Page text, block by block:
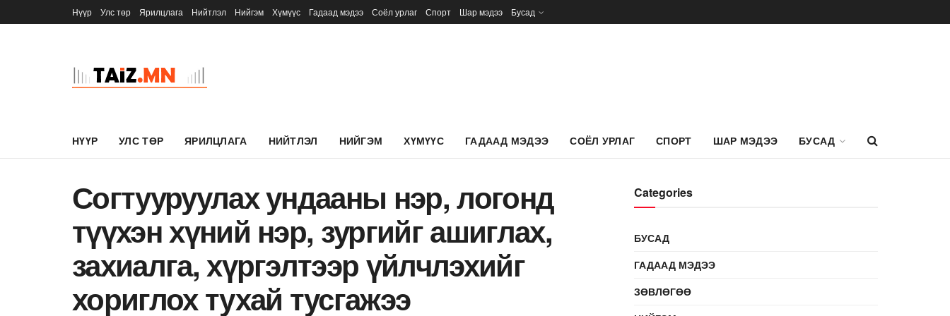
Нүүр Улс төр Ярилцлага Нийтлэл Нийгэм Хүмүүс Гадаад мэдээ Соёл урлаг Спорт Шар мэдээ Бусад
НҮҮР УЛС ТӨР ЯРИЛЦЛАГА НИЙТЛЭЛ НИЙГЭМ ХҮМҮҮС ГАДААД МЭДЭЭ СОЁЛ УРЛАГ СПОРТ ШАР МЭДЭЭ БУСАД
Согтууруулах ундааны нэр, логонд
түүхэн хүний нэр, зургийг ашиглах,
захиалга, хүргэлтээр үйлчлэхийг
хориглох тухай тусгажээ
Categories
БУСАД
ГАДААД МЭДЭЭ
ЗӨВЛӨГӨӨ